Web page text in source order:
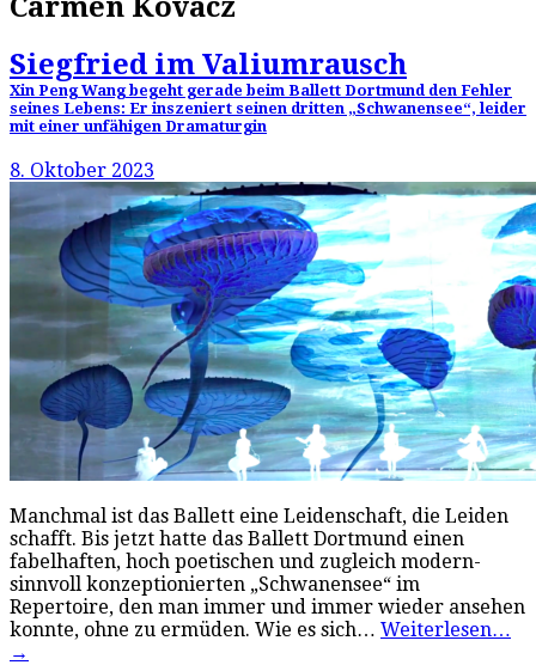
Carmen Kovacz
Siegfried im Valiumrausch
Xin Peng Wang begeht gerade beim Ballett Dortmund den Fehler
seines Lebens: Er inszeniert seinen dritten „Schwanensee“, leider
mit einer unfähigen Dramaturgin
8. Oktober 2023
Manchmal ist das Ballett eine Leidenschaft, die Leiden
schafft. Bis jetzt hatte das Ballett Dortmund einen
fabelhaften, hoch poetischen und zugleich modern-
sinnvoll konzeptionierten „Schwanensee“ im
Repertoire, den man immer und immer wieder ansehen
konnte, ohne zu ermüden. Wie es sich… Weiterlesen…
→